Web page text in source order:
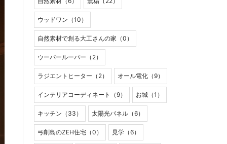
ウッドワン（10）
自然素材で創る大工さんの家（0）
ウーパールーパー（2）
ラジエントヒーター（2） オール電化（9）
インテリアコーディネート（9） お城（1）
キッチン（33） 太陽光パネル（6）
弓削島のZEH住宅（0） 見学（6）